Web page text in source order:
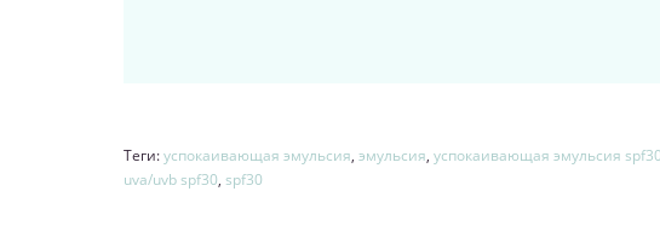
Теги:успокаивающая эмульсия, эмульсия, успокаивающая эмульсия spf30
uva/uvb spf30, spf30